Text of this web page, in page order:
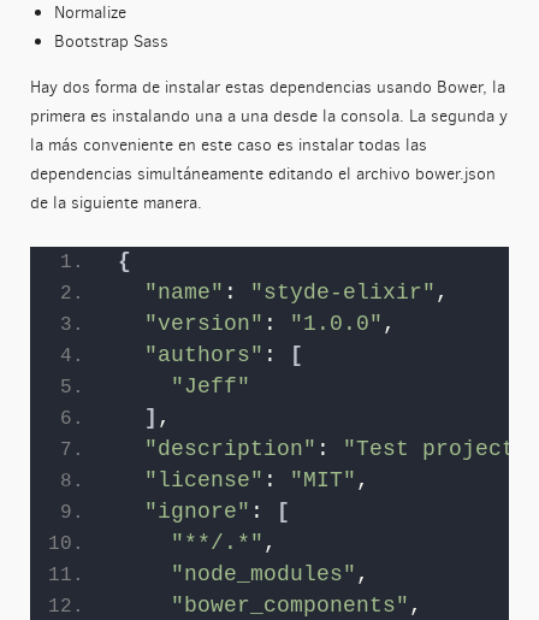
Normalize
Bootstrap Sass
Hay dos forma de instalar estas dependencias usando Bower, la
primera es instalando una a una desde la consola. La segunda y
la más conveniente en este caso es instalar todas las
dependencias simultáneamente editando el archivo bower.json
de la siguiente manera.
{
"name" : "styde-elixir" ,
"version" : "1.0.0" ,
"authors" :
[
"Jeff"
] ,
"description" : "Test project"
"license" : "MIT" ,
"ignore" :
[
"**/.*" ,
"node_modules" ,
"bower_components" ,